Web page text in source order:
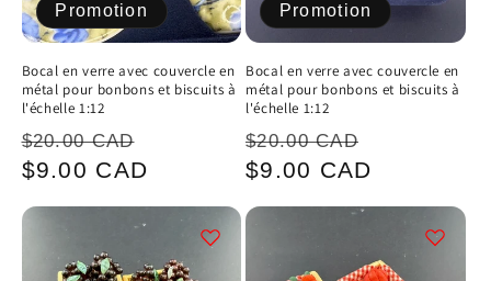
Promotion
Bocal en verre avec couvercle en
métal pour bonbons et biscuits à
l'échelle 1:12
Prix
habituel
$20.00 CAD
promotionnel
$9.00 CAD
Promotion
Bocal en verre avec couvercle en
métal pour bonbons et biscuits à
l'échelle 1:12
Prix
habituel
$20.00 CAD
$9.00 CAD